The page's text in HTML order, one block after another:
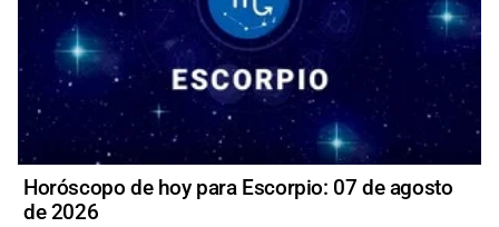
Horóscopo de hoy para Escorpio: 07 de agosto
de 2026